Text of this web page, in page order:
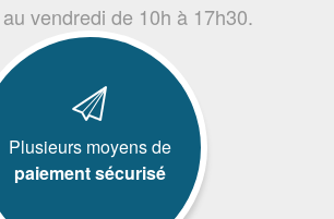
vendredi de 10h à 17h30.
Plusieurs moyens de
paiement sécurisé